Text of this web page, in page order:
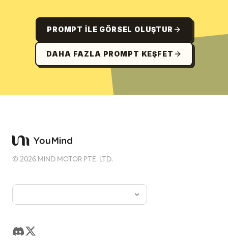
PROMPT ILE GÖRSEL OLUŞTUR
DAHA FAZLA PROMPT KEŞFET
©2026 MIND MOTOR PTE. LTD.